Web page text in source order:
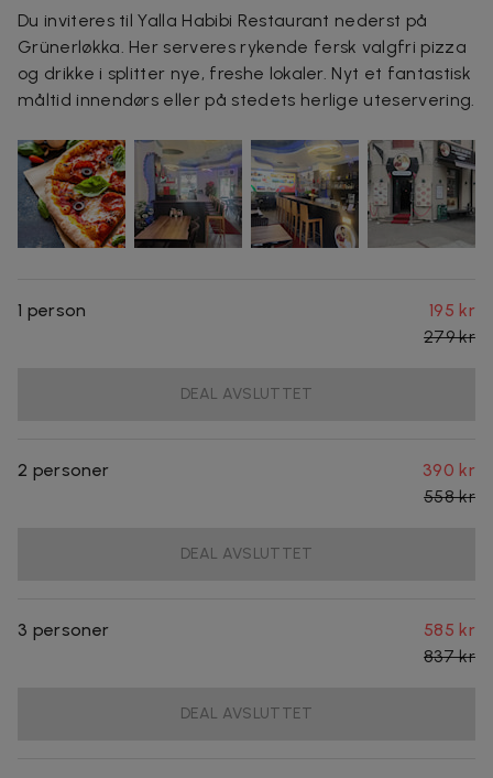
Du inviteres til Yalla Habibi Restaurant nederst på
Grünerløkka. Her serveres rykende fersk valgfri pizza
og drikke i splitter nye, freshe lokaler. Nyt et fantastisk
måltid innendørs eller på stedets herlige uteservering.
1 person
195 kr
279 kr
DEAL AVSLUTTET
2 personer
390 kr
558 kr
DEAL AVSLUTTET
3 personer
585 kr
837 kr
DEAL AVSLUTTET